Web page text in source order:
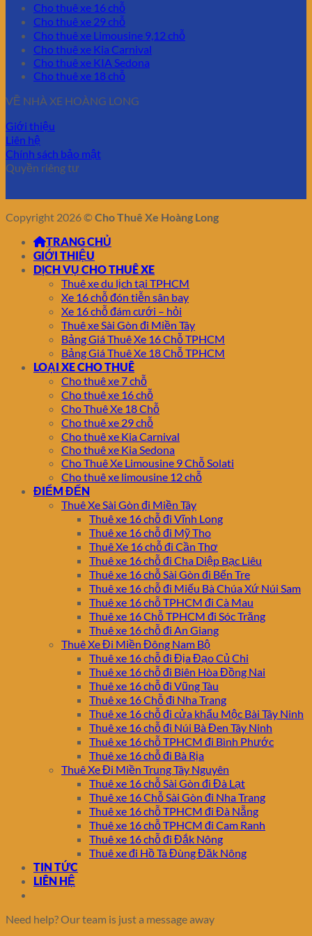
Cho thuê xe 16 chỗ
Cho thuê xe 29 chỗ
Cho thuê xe Limousine 9,12 chỗ
Cho thuê xe Kia Carnival
Cho thuê xe KIA Sedona
Cho thuê xe 18 chỗ
VỀ NHÀ XE HOÀNG LONG
Giới thiệu
Liên hệ
Chính sách bảo mật
Quyền riêng tư
Copyright 2026 ©Cho Thuê Xe Hoàng Long
TRANG CHỦ
GIỚI THIỆU
DỊCH VỤ CHO THUÊ XE
Thuê xe du lịch tại TPHCM
Xe 16 chỗ đón tiễn sân bay
Xe 16 chỗ đám cưới – hỏi
Thuê xe Sài Gòn đi Miền Tây
Bảng Giá Thuê Xe 16 Chỗ TPHCM
Bảng Giá Thuê Xe 18 Chỗ TPHCM
LOẠI XE CHO THUÊ
Cho thuê xe 7 chỗ
Cho thuê xe 16 chỗ
Cho Thuê Xe 18 Chỗ
Cho thuê xe 29 chỗ
Cho thuê xe Kia Carnival
Cho thuê xe Kia Sedona
Cho Thuê Xe Limousine 9 Chỗ Solati
Cho thuê xe limousine 12 chỗ
ĐIỂM ĐẾN
Thuê Xe Sài Gòn đi Miền Tây
Thuê xe 16 chỗ đi Vĩnh Long
Thuê xe 16 chỗ đi Mỹ Tho
Thuê Xe 16 chỗ đi Cần Thơ
Thuê xe 16 chỗ đi Cha Diệp Bạc Liêu
Thuê xe 16 chỗ Sài Gòn đi Bến Tre
Thuê xe 16 chỗ đi Miếu Bà Chúa Xứ Núi Sam
Thuê xe 16 chỗ TPHCM đi Cà Mau
Thuê xe 16 Chỗ TPHCM đi Sóc Trăng
Thuê xe 16 chỗ đi An Giang
Thuê Xe Đi Miền Đông Nam Bộ
Thuê xe 16 chỗ đi Địa Đạo Củ Chi
Thuê xe 16 chỗ đi Biên Hòa Đồng Nai
Thuê xe 16 chỗ đi Vũng Tàu
Thuê xe 16 Chỗ đi Nha Trang
Thuê xe 16 chỗ đi cửa khẩu Mộc Bài Tây Ninh
Thuê xe 16 chỗ đi Núi Bà Đen Tây Ninh
Thuê xe 16 chỗ TPHCM đi Bình Phước
Thuê xe 16 chỗ đi Bà Rịa
Thuê Xe Đi Miền Trung Tây Nguyên
Thuê xe 16 chỗ Sài Gòn đi Đà Lạt
Thuê xe 16 Chỗ Sài Gòn đi Nha Trang
Thuê xe 16 chỗ TPHCM đi Đà Nẵng
Thuê xe 16 chỗ TPHCM đi Cam Ranh
Thuê xe 16 chỗ đi Đắk Nông
Thuê xe đi Hồ Tà Đùng Đăk Nông
TIN TỨC
LIÊN HỆ
Need help? Our team is just a message away